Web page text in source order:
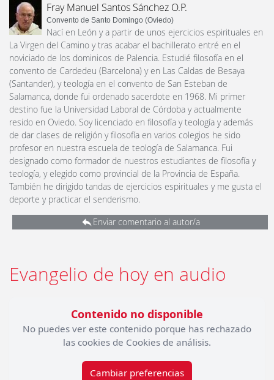
Fray Manuel Santos Sánchez O.P.
Convento de Santo Domingo (Oviedo)
Nací en León y a partir de unos ejercicios espirituales en
La Virgen del Camino y tras acabar el bachillerato entré en el
noviciado de los dominicos de Palencia. Estudié filosofía en el
convento de Cardedeu (Barcelona) y en Las Caldas de Besaya
(Santander), y teología en el convento de San Esteban de
Salamanca, donde fui ordenado sacerdote en 1968. Mi primer
destino fue la Universidad Laboral de Córdoba y actualmente
resido en Oviedo. Soy licenciado en filosofía y teología y además
de dar clases de religión y filosofía en varios colegios he sido
profesor en nuestra escuela de teología de Salamanca. Fui
designado como formador de nuestros estudiantes de filosofía y
teología, y elegido como provincial de la Provincia de España.
También he dirigido tandas de ejercicios espirituales y me gusta el
deporte y practicar el senderismo.
Enviar comentario al autor/a
Evangelio de hoy en audio
Contenido no disponible
No puedes ver este contenido porque has rechazado
las cookies de Cookies de análisis.
Cambiar preferencias